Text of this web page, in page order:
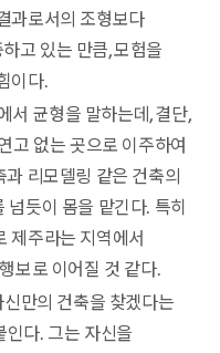
과로서의 조형보다
고 있는 만큼, 모험을
이다.
서 균형을 말하는데, 결단,
고 없는 곳으로 이주하여
리모델링 같은 건축의
듯이 몸을 맡긴다. 특히
제주라는 지역에서
보로 이어질 것 같다.
만의 건축을 찾겠다는
인다. 그는 자신을